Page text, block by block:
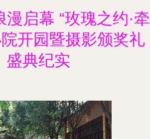
启幕 “玫瑰之约·牵
开园暨摄影颁奖礼
盛典纪实